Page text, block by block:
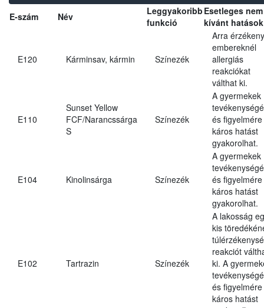
E-szám Név
Leggyakoribb
funkció
Esetleges nem
kívánt hatások
E120 Kárminsav, kármin Színezék
Arra érzékeny
embereknél
allergiás
reakciókat
válthat ki.
E110
Sunset Yellow
FCF/Narancssárga
S
Színezék
A gyermekek
és figyelmére
káros hatást
gyakorolhat.
E104 Kinolinsárga Színezék
A gyermekek
és figyelmére
káros hatást
gyakorolhat.
E102 Tartrazin Színezék
A lakosság
kis
reakciót
ki. A
és figyelmére
káros hatást